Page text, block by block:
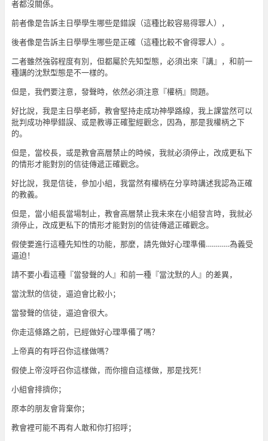
者都沒關係。
前者像是告訴主日學學生哪些是錯誤（這種比較容易得罪人），
後者像是告訴主日學學生哪些是正確（這種比較不會得罪人）。
二者雖然強弱程度有別，但都屬於先知型態，必須出來『講』，和前一
種講的沈默型態是不一樣的。
但是，我們要注意，發聲時，依然必須注意『權柄』問題。
好比說，我是主日學老師，教會堅持走成功神學路線，我上課當然可以
批判成功神學錯誤、或是教導正確聖經觀念，因為，那是我權柄之下
的。
但是，當校長，或是教會高層禁止的時候，我就必須停止，改成更私下
的情形才能對別的信徒傳遞正確觀念。
好比說，我是信徒，參加小組，我當然有權柄在分享時講述我認為正確
的教義。
但是，當小組長當場制止，教會高層禁止我未來在小組發言時，我就必
須停止，改成更私下的情形才能對別的信徒傳遞正確觀念。
假使要進行這種先知性的功能，那麼，請先做好心理準備…………為義受
逼迫！
請不要小看這種『當發聲的人』和前一種『當沈默的人』的差異，
當沈默的信徒，逼迫會比較小；
當發聲的信徒，逼迫會很大。
你走這條路之前，已經做好心理準備了嗎？
上帝真的有呼召你這樣做嗎？
假使上帝沒呼召你這樣做，而你擅自這樣做，那是找死！
小組會排擠你；
原本的朋友會背棄你；
教會裡可能不再有人敢和你打招呼；